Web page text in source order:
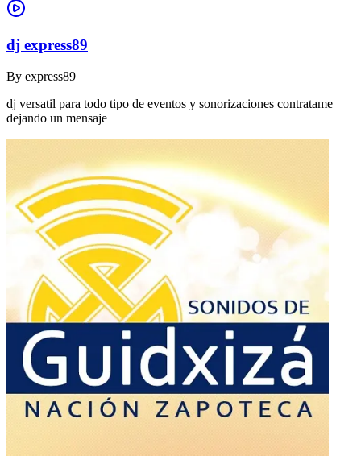
dj express89
By express89
dj versatil para todo tipo de eventos y sonorizaciones contratame
dejando un mensaje